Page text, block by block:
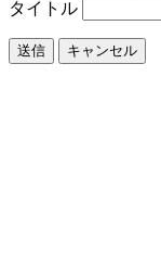
タイトル
送信 キャンセル